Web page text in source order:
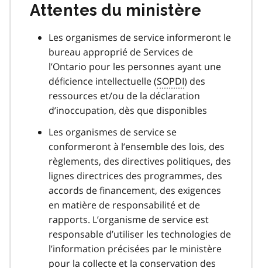
Attentes du ministère
Les organismes de service informeront le
bureau approprié de Services de
l’Ontario pour les personnes ayant une
déficience intellectuelle (SOPDI) des
ressources et/ou de la déclaration
d’inoccupation, dès que disponibles
Les organismes de service se
conformeront à l’ensemble des lois, des
règlements, des directives politiques, des
lignes directrices des programmes, des
accords de financement, des exigences
en matière de responsabilité et de
rapports. L’organisme de service est
responsable d’utiliser les technologies de
l’information précisées par le ministère
pour la collecte et la conservation des